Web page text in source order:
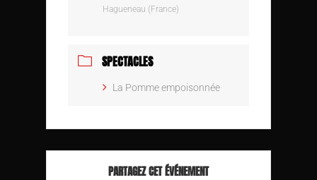
Hagueneau (France)
SPECTACLES
La Pomme empoisonnée
PARTAGEZ CET ÉVÉNEMENT